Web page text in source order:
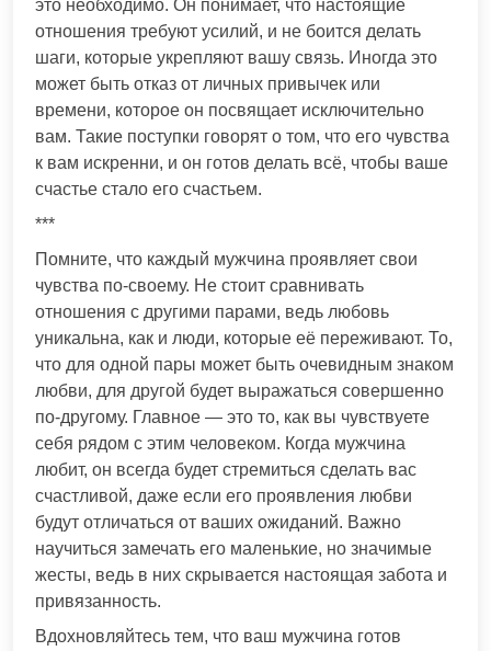
это необходимо. Он понимает, что настоящие
отношения требуют усилий, и не боится делать
шаги, которые укрепляют вашу связь. Иногда это
может быть отказ от личных привычек или
времени, которое он посвящает исключительно
вам. Такие поступки говорят о том, что его чувства
к вам искренни, и он готов делать всё, чтобы ваше
счастье стало его счастьем.
***
Помните, что каждый мужчина проявляет свои
чувства по-своему. Не стоит сравнивать
отношения с другими парами, ведь любовь
уникальна, как и люди, которые её переживают. То,
что для одной пары может быть очевидным знаком
любви, для другой будет выражаться совершенно
по-другому. Главное — это то, как вы чувствуете
себя рядом с этим человеком. Когда мужчина
любит, он всегда будет стремиться сделать вас
счастливой, даже если его проявления любви
будут отличаться от ваших ожиданий. Важно
научиться замечать его маленькие, но значимые
жесты, ведь в них скрывается настоящая забота и
привязанность.
Вдохновляйтесь тем, что ваш мужчина готов